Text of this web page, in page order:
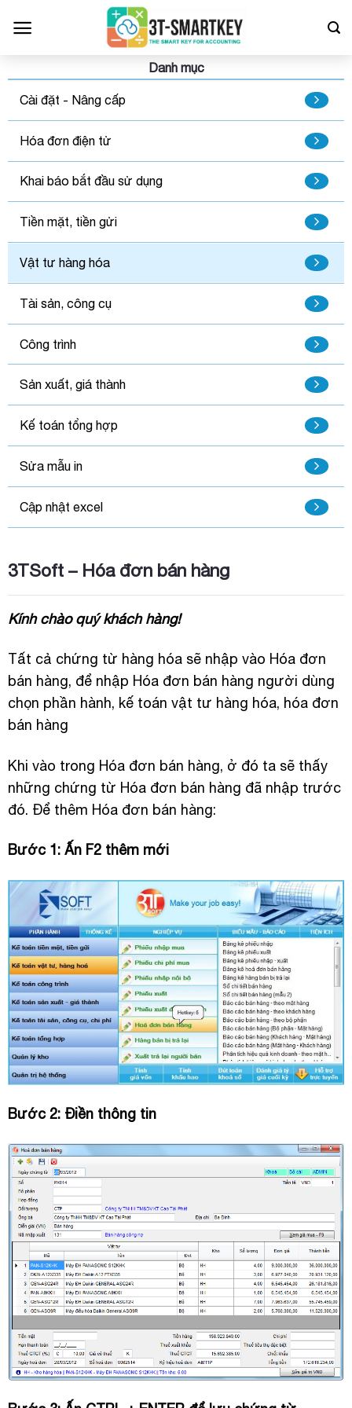
qua
Danh mục
Cài đặt - Nâng cấp
Hóa đơn điện tử
Khai báo bắt đầu sử dụng
Tiền mặt, tiền gửi
Vật tư hàng hóa
Tài sản, công cụ
Công trình
Sản xuất, giá thành
Kế toán tổng hợp
Sửa mẫu in
Cập nhật excel
3TSoft – Hóa đơn bán hàng
Kính chào quý khách hàng!
Tất cả chứng từ hàng hóa sẽ nhập vào Hóa đơn
bán hàng, để nhập Hóa đơn bán hàng người dùng
chọn phần hành, kế toán vật tư hàng hóa, hóa đơn
bán hàng
Khi vào trong Hóa đơn bán hàng, ở đó ta sẽ thấy
những chứng từ Hóa đơn bán hàng đã nhập trước
đó. Để thêm Hóa đơn bán hàng:
Bước 1: Ấn F2 thêm mới
Bước 2: Điền thông tin